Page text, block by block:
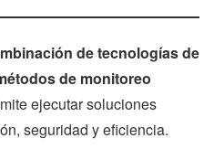
de tecnologías de
de monitoreo
ejecutar soluciones
seguridad y eficiencia.